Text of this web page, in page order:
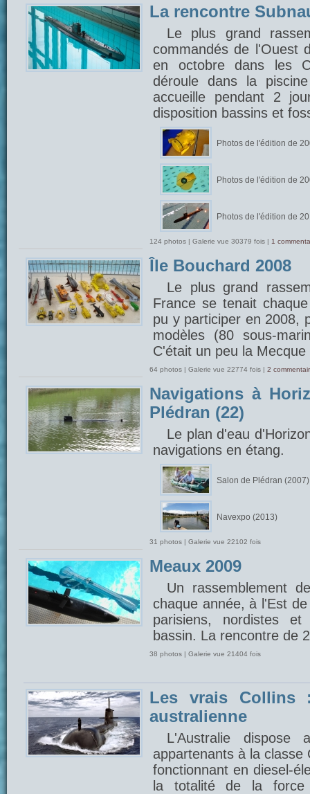
La rencontre
Le plus grand
commandés de l'Ouest
en octobre dans les
déroule dans la
accueille pendant 2
disposition bassins et
Photos de l'édition de
Photos de l'édition de
Photos de l'édition de
124 photos | Galerie vue 30379 fois | 1
Île Bouchard 2008
Le plus grand
France se tenait
pu y participer en 2008,
modèles (80 sous-
C'était un peu la
64 photos | Galerie vue 22774 fois | 2
Navigations à
Plédran (22)
Le plan d'eau
navigations en étang.
Salon de Plédran (2007)
Navexpo (2013)
31 photos | Galerie vue 22102 fois
Meaux 2009
Un rassemblement
chaque année, à l'Est
parisiens, nordistes
bassin. La rencontre de
38 photos | Galerie vue 21404 fois
Les vrais Collins
australienne
L'Australie dispose
appartenants à la classe
fonctionnant en diesel-
la totalité de la force